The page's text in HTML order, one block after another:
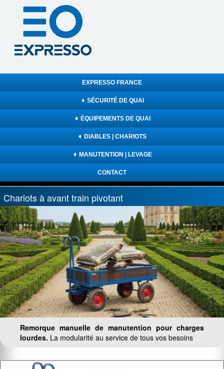
EXPRESSO FRANCE
➧ SÉCURITÉ DE QUAI
➧ ÉQUIPEMENTS DE QUAI
➧ DIABLES | CHARIOTS
➧ MANUTENTION | LEVAGE
CONTACT
Chariots à avant train pivotant
Remorque manuelle de manutention pour charges
lourdes. La modularité au service de tous vos besoins